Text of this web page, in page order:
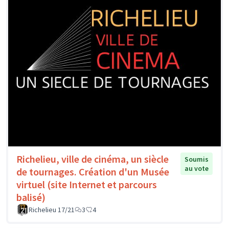
Richelieu, ville de cinéma, un siècle
de tournages. Création d'un Musée
virtuel (site Internet et parcours
balisé)
Soumis
au vote
Richelieu 17/21 3 4